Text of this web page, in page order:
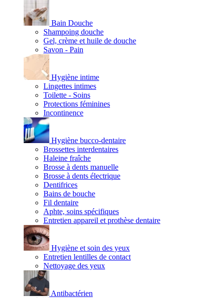
Bain Douche
Shampoing douche
Gel, crème et huile de douche
Savon - Pain
Hygiène intime
Lingettes intimes
Toilette - Soins
Protections féminines
Incontinence
Hygiène bucco-dentaire
Brossettes interdentaires
Haleine fraîche
Brosse à dents manuelle
Brosse à dents électrique
Dentifrices
Bains de bouche
Fil dentaire
Aphte, soins spécifiques
Entretien appareil et prothèse dentaire
Hygiène et soin des yeux
Entretien lentilles de contact
Nettoyage des yeux
Antibactérien